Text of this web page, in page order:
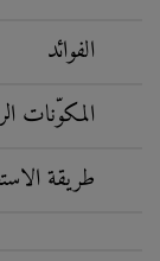
الفوائد
المكوّنات
طريقة